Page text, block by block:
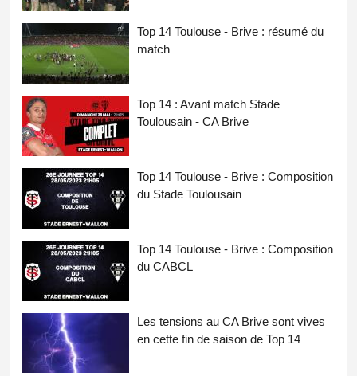
Top 14 Toulouse - Brive : résumé du
match
Top 14 : Avant match Stade
Toulousain - CA Brive
Top 14 Toulouse - Brive : Composition
du Stade Toulousain
Top 14 Toulouse - Brive : Composition
du CABCL
Les tensions au CA Brive sont vives
en cette fin de saison de Top 14